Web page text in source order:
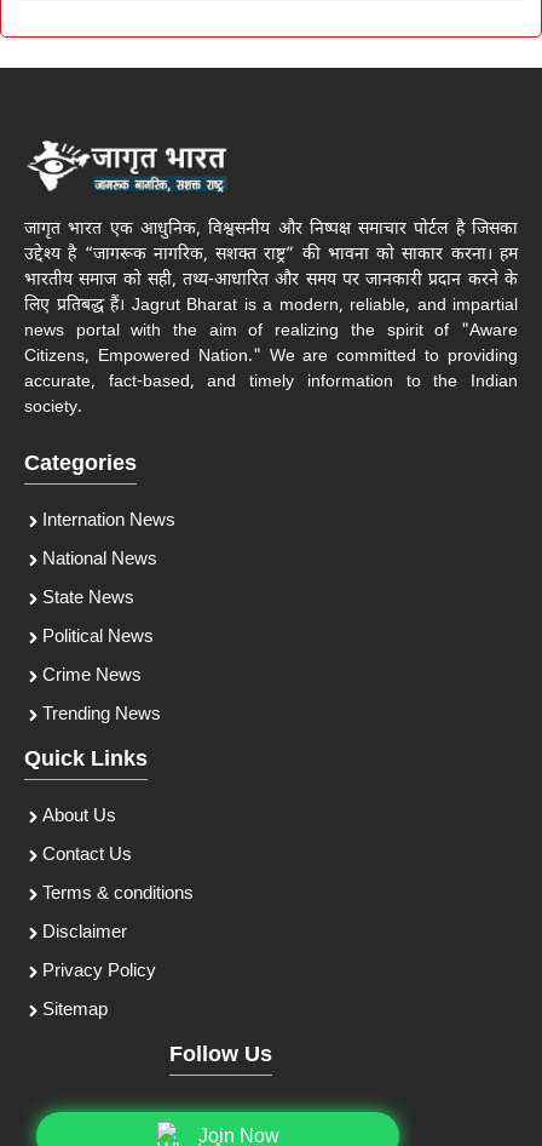
जागृत भारत एक आधुनिक, विश्वसनीय और निष्पक्ष समाचार पोर्टल है जिसका
उद्देश्य है “जागरूक नागरिक, सशक्त राष्ट्र” की भावना को साकार करना। हम
भारतीय समाज को सही, तथ्य-आधारित और समय पर जानकारी प्रदान करने के
लिए प्रतिबद्ध हैं। Jagrut Bharat is a modern, reliable, and impartial
news portal with the aim of realizing the spirit of "Aware
Citizens, Empowered Nation." We are committed to providing
accurate, fact-based, and timely information to the Indian
society.
Categories
Internation News
National News
State News
Political News
Crime News
Trending News
Quick Links
About Us
Contact Us
Terms & conditions
Disclaimer
Privacy Policy
Sitemap
Follow Us
Join Now